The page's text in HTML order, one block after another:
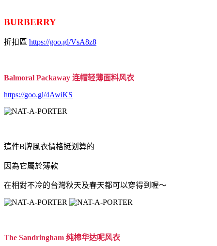
BURBERRY
折扣區 https://goo.gl/VsA8z8
Balmoral Packaway 连帽轻薄面料风衣
https://goo.gl/4AwiKS
這件B牌風衣價格挺划算的
因為它屬於薄款
在相對不冷的台灣秋天及春天都可以穿得到喔～
The Sandringham 纯棉华达呢风衣